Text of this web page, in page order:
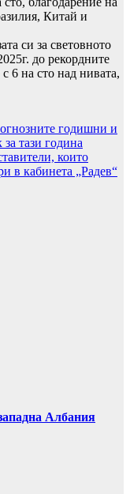
Китай и
си за световното
до рекордните
6 на сто над нивата,
годишни и
тази година
които
в кабинета „Радев“
Албания